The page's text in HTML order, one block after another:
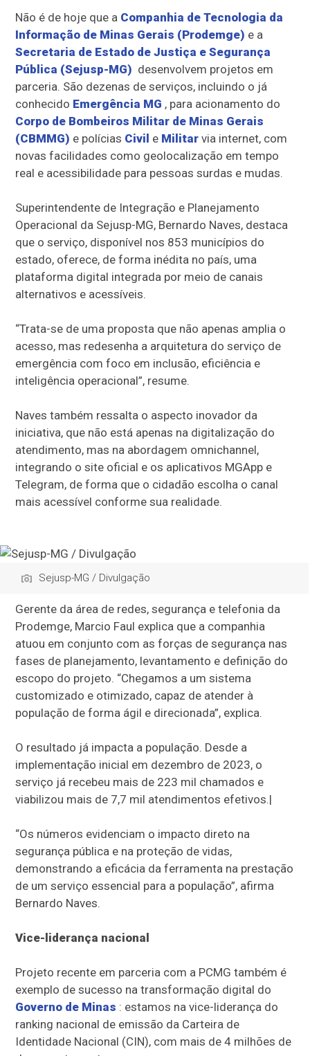
Não é de hoje que a Companhia de Tecnologia da
Informação de Minas Gerais (Prodemge) e a
Secretaria de Estado de Justiça e Segurança
Pública (Sejusp-MG) desenvolvem projetos em
parceria. São dezenas de serviços, incluindo o já
conhecido Emergência MG , para acionamento do
Corpo de Bombeiros Militar de Minas Gerais
(CBMMG) e polícias Civil e Militar via internet, com
novas facilidades como geolocalização em tempo
real e acessibilidade para pessoas surdas e mudas.
Superintendente de Integração e Planejamento
Operacional da Sejusp-MG, Bernardo Naves, destaca
que o serviço, disponível nos 853 municípios do
estado, oferece, de forma inédita no país, uma
plataforma digital integrada por meio de canais
alternativos e acessíveis.
“Trata-se de uma proposta que não apenas amplia o
acesso, mas redesenha a arquitetura do serviço de
emergência com foco em inclusão, eficiência e
inteligência operacional”, resume.
Naves também ressalta o aspecto inovador da
iniciativa, que não está apenas na digitalização do
atendimento, mas na abordagem omnichannel,
integrando o site oficial e os aplicativos MGApp e
Telegram, de forma que o cidadão escolha o canal
mais acessível conforme sua realidade.
Sejusp-MG / Divulgação
Gerente da área de redes, segurança e telefonia da
Prodemge, Marcio Faul explica que a companhia
atuou em conjunto com as forças de segurança nas
fases de planejamento, levantamento e definição do
escopo do projeto. “Chegamos a um sistema
customizado e otimizado, capaz de atender à
população de forma ágil e direcionada”, explica.
O resultado já impacta a população. Desde a
implementação inicial em dezembro de 2023, o
serviço já recebeu mais de 223 mil chamados e
viabilizou mais de 7,7 mil atendimentos efetivos.|
“Os números evidenciam o impacto direto na
segurança pública e na proteção de vidas,
demonstrando a eficácia da ferramenta na prestação
de um serviço essencial para a população”, afirma
Bernardo Naves.
Vice-liderança nacional
Projeto recente em parceria com a PCMG também é
exemplo de sucesso na transformação digital do
Governo de Minas : estamos na vice-liderança do
ranking nacional de emissão da Carteira de
Identidade Nacional (CIN), com mais de 4 milhões de